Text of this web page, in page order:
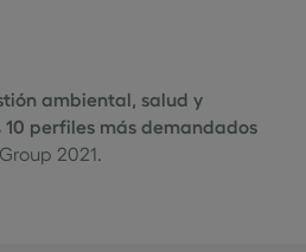
ambiental, salud y
10 perfiles más demandados
2021.